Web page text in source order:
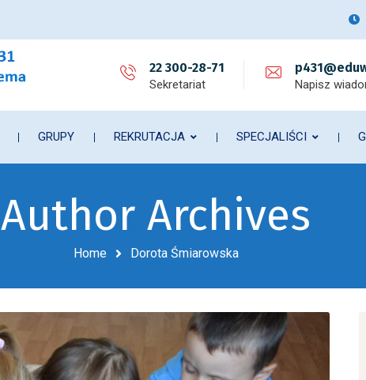
22 300-28-71
Sekretariat Napisz
GRUPY REKRUTACJA SPECJALIŚCI
Author Archives
Home Dorota Śmiarowska